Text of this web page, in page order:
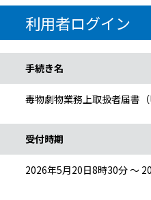
利用者ログイン
手続き名
毒物劇物業務上取扱者届書（
受付時期
2026年5月20日8時30分 ～